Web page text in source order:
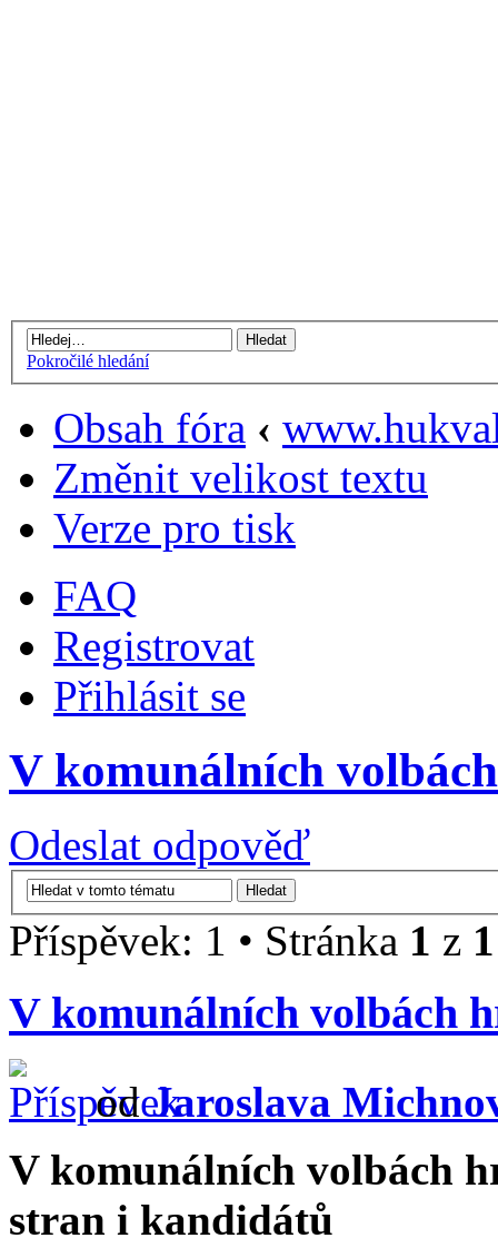
Pokročilé hledání
Obsah fóra ‹
Změnit velikost textu
Verze pro tisk
FAQ
Registrovat
Přihlásit se
V komunálních
Odeslat odpověď
Příspěvek: 1 • Stránka 1 z 1
V komunálních volbách
odJaroslava
V komunálních volbách
stran i kandidátů